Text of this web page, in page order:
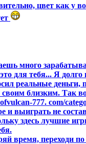
цвет как у
много
это для тебя... Я
реальные деньги,
своим близким. Так
777. com/
и выиграть не
здесь лучшие
время, переходи